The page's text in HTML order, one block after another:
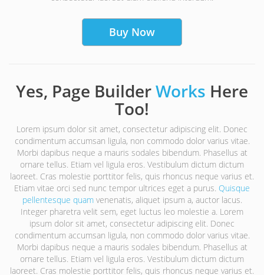
Buy Now
Yes, Page BuilderWorks Here
Too!
Lorem ipsum dolor sit amet, consectetur adipiscing elit. Donec
condimentum accumsan ligula, non commodo dolor varius vitae.
Morbi dapibus neque a mauris sodales bibendum. Phasellus at
ornare tellus. Etiam vel ligula eros. Vestibulum dictum dictum
laoreet. Cras molestie porttitor felis, quis rhoncus neque varius et.
Etiam vitae orci sed nunc tempor ultrices eget a purus. Quisque
pellentesque quamvenenatis, aliquet ipsum a, auctor lacus.
Integer pharetra velit sem, eget luctus leo molestie a. Lorem
ipsum dolor sit amet, consectetur adipiscing elit. Donec
condimentum accumsan ligula, non commodo dolor varius vitae.
Morbi dapibus neque a mauris sodales bibendum. Phasellus at
ornare tellus. Etiam vel ligula eros. Vestibulum dictum dictum
laoreet. Cras molestie porttitor felis, quis rhoncus neque varius et.